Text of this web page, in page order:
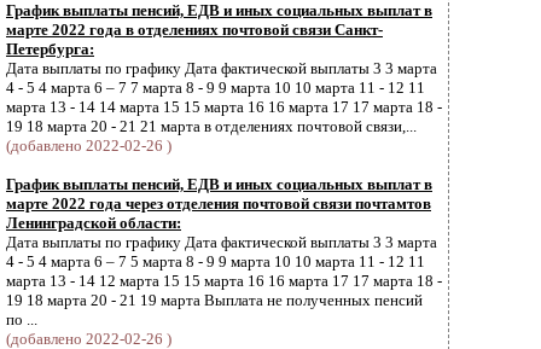
График выплаты пенсий, ЕДВ и иных социальных выплат в
марте 2022 года в отделениях почтовой связи Санкт-
Петербурга:
Дата выплаты по графику Дата фактической выплаты 3 3 марта
4 - 5 4 марта 6 – 7 7 марта 8 - 9 9 марта 10 10 марта 11 - 12 11
марта 13 - 14 14 марта 15 15 марта 16 16 марта 17 17 марта 18 -
19 18 марта 20 - 21 21 марта в отделениях почтовой связи,...
(добавлено 2022-02-26 )
График выплаты пенсий, ЕДВ и иных социальных выплат в
марте 2022 года через отделения почтовой связи почтамтов
Ленинградской области:
Дата выплаты по графику Дата фактической выплаты 3 3 марта
4 - 5 4 марта 6 – 7 5 марта 8 - 9 9 марта 10 10 марта 11 - 12 11
марта 13 - 14 12 марта 15 15 марта 16 16 марта 17 17 марта 18 -
19 18 марта 20 - 21 19 марта Выплата не полученных пенсий
по ...
(добавлено 2022-02-26 )